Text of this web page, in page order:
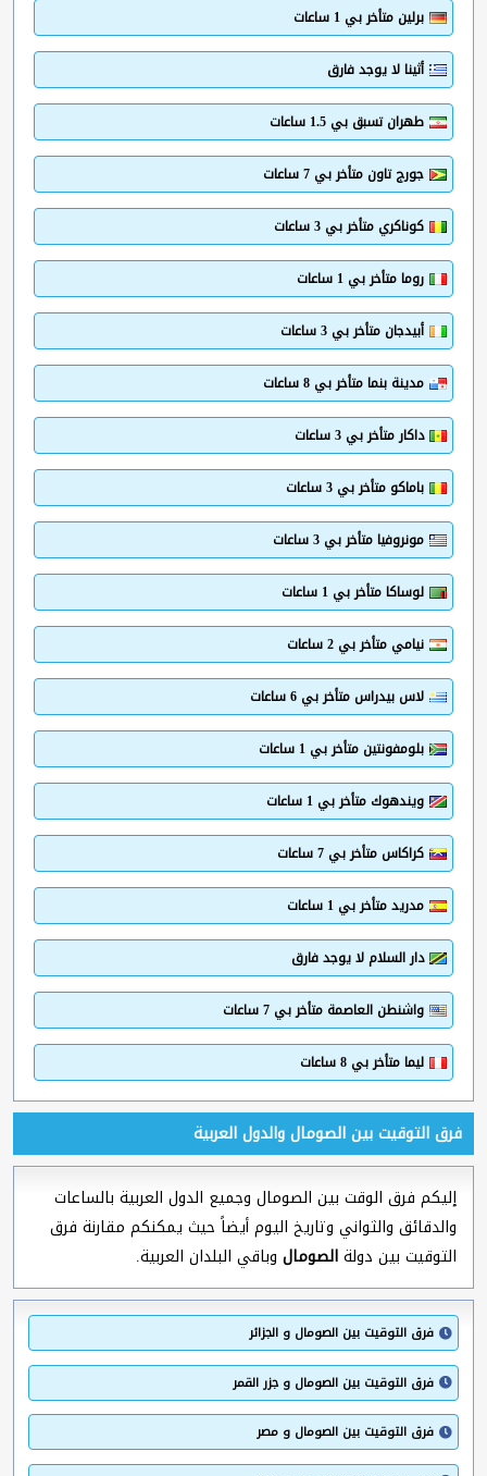
برلين متأخر بي 1 ساعات
أثينا لا يوجد فارق
طهران تسبق بي 1.5 ساعات
جورج تاون متأخر بي 7 ساعات
كوناكري متأخر بي 3 ساعات
روما متأخر بي 1 ساعات
أبيدجان متأخر بي 3 ساعات
مدينة بنما متأخر بي 8 ساعات
داكار متأخر بي 3 ساعات
باماكو متأخر بي 3 ساعات
مونروفيا متأخر بي 3 ساعات
لوساكا متأخر بي 1 ساعات
نيامي متأخر بي 2 ساعات
لاس بيدراس متأخر بي 6 ساعات
بلومفونتين متأخر بي 1 ساعات
ويندهوك متأخر بي 1 ساعات
كراكاس متأخر بي 7 ساعات
مدريد متأخر بي 1 ساعات
دار السلام لا يوجد فارق
واشنطن العاصمة متأخر بي 7 ساعات
ليما متأخر بي 8 ساعات
فرق التوقيت بين الصومال والدول العربية
إليكم فرق الوقت بين الصومال وجميع الدول العربية بالساعات
والدقائق والثواني وتاريخ اليوم أيضاً حيث يمكنكم مقارنة فرق
التوقيت بين دولةالصومال وباقي البلدان العربية.
فرق التوقيت بين الصومال و الجزائر
فرق التوقيت بين الصومال و جزر القمر
فرق التوقيت بين الصومال و مصر